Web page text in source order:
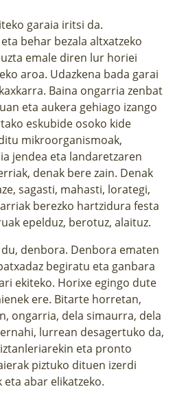
garaia iritsi da.
behar bezala altxatzeko
emale diren lur horiei
aroa. Udazkena bada garai
Baina ongarria zenbat
eta aukera gehiago izango
eskubide osoko kide
mikroorganismoak,
jendea eta landaretzaren
denak bere zain. Denak
sagasti, mahasti, lorategi,
berezko hartzidura festa
epelduz, berotuz, alaituz.
denbora. Denbora ematen
begiratu eta ganbara
ekiteko. Horixe egingo dute
ere. Bitarte horretan,
ongarria, dela simaurra, dela
lurrean desagertuko da,
eta pronto
piztuko dituen izerdi
abar elikatzeko.